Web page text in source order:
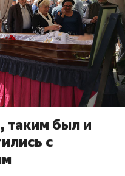
таким был и
с